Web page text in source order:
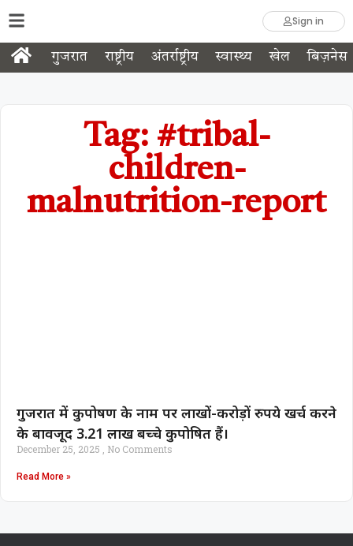
Sign in
गुजरात राष्ट्रीय अंतर्राष्ट्रीय स्वास्थ्य खेल बिज़नेस
Tag: #tribal-
children-
malnutrition-report
गुजरात में कुपोषण के नाम पर लाखों-करोड़ों रुपये खर्च करने
के बावजूद 3.21 लाख बच्चे कुपोषित हैं।
December 25, 2025 No Comments
Read More »